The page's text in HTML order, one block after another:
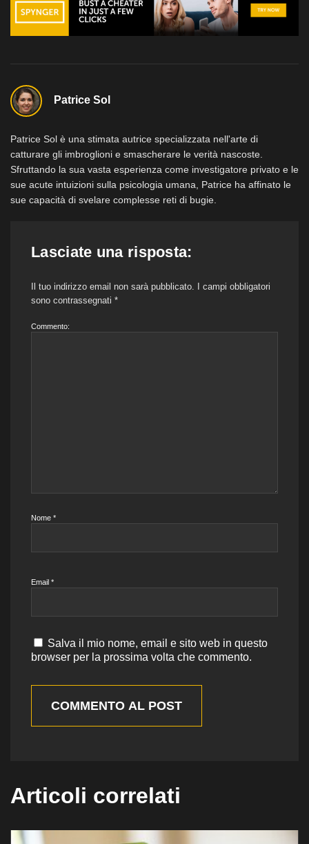
Patrice Sol
Patrice Sol è una stimata autrice specializzata nell'arte di
catturare gli imbroglioni e smascherare le verità nascoste.
Sfruttando la sua vasta esperienza come investigatore privato e le
sue acute intuizioni sulla psicologia umana, Patrice ha affinato le
sue capacità di svelare complesse reti di bugie.
Lasciate una risposta:
Il tuo indirizzo email non sarà pubblicato. I campi obbligatori
sono contrassegnati *
Commento:
Nome *
Email *
Salva il mio nome, email e sito web in questo
browser per la prossima volta che commento.
COMMENTO AL POST
Articoli correlati